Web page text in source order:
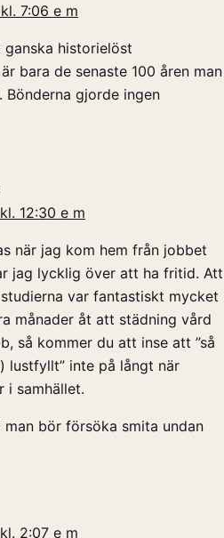
7:06 e m
historielöst
bara de senaste 100 åren man
gjorde ingen
12:30 e m
när jag kom hem från jobbet
jag lycklig över att ha fritid. Att
var fantastiskt mycket
månader åt att städning vård
så kommer du att inse att ”så
lustfyllt” inte på långt när
i samhället.
bör försöka smita undan
2:07 e m